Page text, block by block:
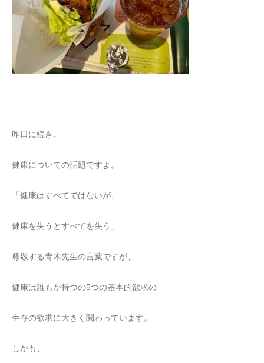
昨日に続き、
健康についての話題ですよ。
「健康はすべてではないが、
健康を失うとすべてを失う」
尊敬する青木先生の言葉ですが、
健康は誰もが持つの5つの基本的欲求の
生存の欲求に大きく関わっています。
しかも、